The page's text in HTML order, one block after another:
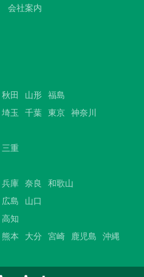
会社案内
秋田 山形 福島
埼玉 千葉 東京 神奈川
三重
兵庫 奈良
和歌山
広島
山口
高知
熊本 大分 宮崎 鹿児島 沖縄